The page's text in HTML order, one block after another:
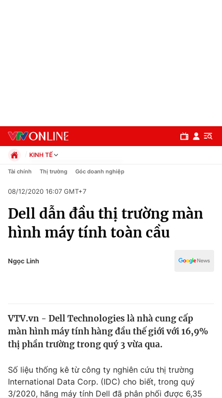
Chuyên mục
Chính trị
Thế giới
Thế giới đó đây
Kinh tế
Tài chính
KINH TẾ
Chính trị
Pháp luật
Kinh tế
Thể thao
Truyền hình
Y tế
Tài chính Thị trường Góc doanh nghiệp
08/12/2020 16:07 GMT+7
Dell dẫn đầu thị trường màn
hình máy tính toàn cầu
Ngọc Linh
VTV.vn - Dell Technologies là nhà cung cấp
màn hình máy tính hàng đầu thế giới với 16,9%
thị phần trường trong quý 3 vừa qua.
Số liệu thống kê từ công ty nghiên cứu thị trường
International Data Corp. (IDC) cho biết, trong quý
3/2020, hãng máy tính Dell đã phân phối được 6,35